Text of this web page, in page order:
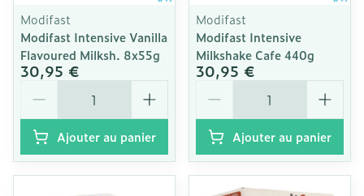
Modifast
Modifast Intensive Vanilla
Flavoured Milksh. 8x55g
30,95 €
Ajouter au panier
Modifast
Modifast Intensive
Milkshake Cafe 440g
30,95 €
Ajouter au panier